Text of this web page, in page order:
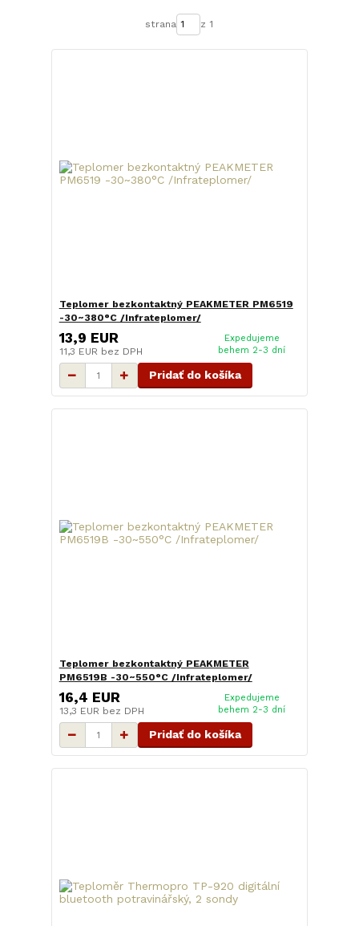
strana z 1
Teplomer bezkontaktný PEAKMETER PM6519
-30~380°C /Infrateplomer/
13,9 EUR
11,3 EUR bez DPH
Expedujeme
behem 2-3 dní
Pridať do košíka
Teplomer bezkontaktný PEAKMETER
PM6519B -30~550°C /Infrateplomer/
16,4 EUR
13,3 EUR bez DPH
Expedujeme
behem 2-3 dní
Pridať do košíka